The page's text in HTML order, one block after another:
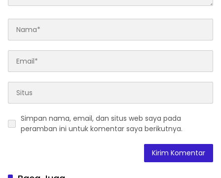
Simpan nama, email, dan situs web saya pada
peramban ini untuk komentar saya berikutnya.